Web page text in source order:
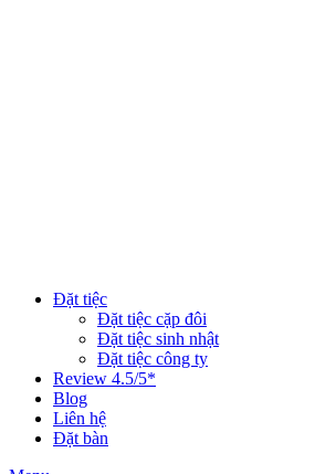
Đặt tiệc
Đặt tiệc cặp đôi
Đặt tiệc sinh nhật
Đặt tiệc công ty
Review 4.5/5*
Blog
Liên hệ
Đặt bàn